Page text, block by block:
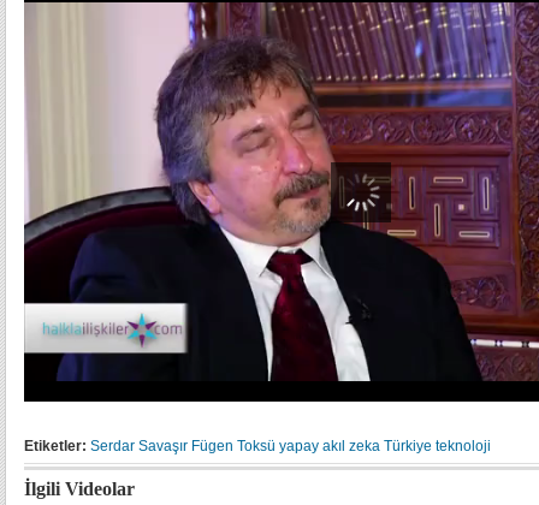
Etiketler: Serdar Savaşır Fügen Toksü yapay akıl zeka Türkiye teknoloji
İlgili Videolar